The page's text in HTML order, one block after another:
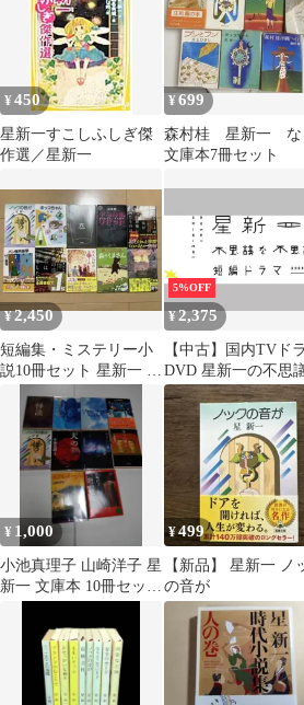
¥450
星新一すこしふしぎ傑
作選／星新一
¥699
森村桂 星新一 な
文庫本7冊セット
¥2,450
短編集・ミステリー小
説10冊セット 星新一 村
上春樹 まとめ売り
5%OFF
¥2,375
【中古】国内TVド
DVD 星新一の不思
不思議な短編ドラマ
¥ 1,000
小池真理子 山崎洋子 星
新一 文庫本 10冊セット
¥499
【新品】 星新一 ノ
の音が